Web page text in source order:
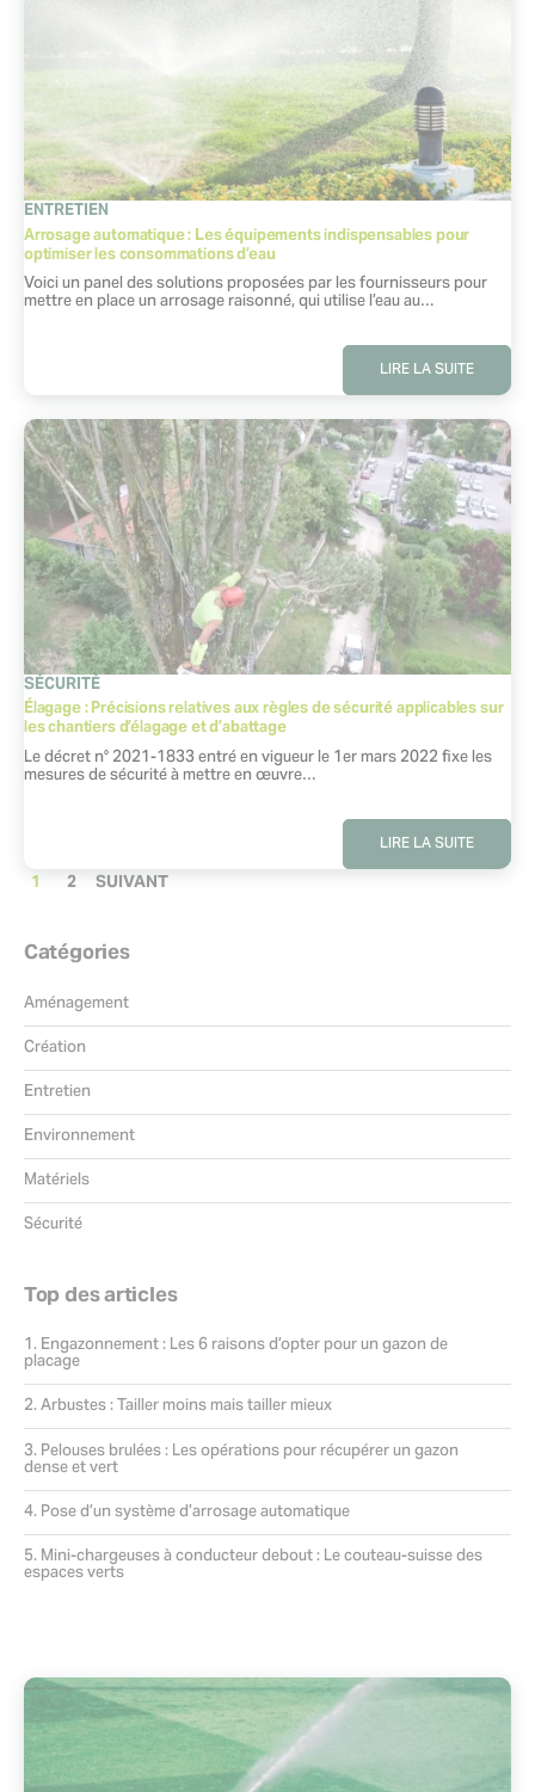
Arrosage automatique : Les équipements indispensables pour
optimiser les consommations d’eau
CATÉGORIE
ENTRETIEN
Extrait :
Voici un panel des solutions proposées par les fournisseurs pour
mettre en place un arrosage raisonné, qui utilise l’eau au…
LIRE LA SUITE
Élagage : Précisions relatives aux règles de sécurité applicables sur
les chantiers d’élagage et d’abattage
CATÉGORIE
SÉCURITÉ
Extrait :
Le décret n° 2021-1833 entré en vigueur le 1er mars 2022 fixe les
mesures de sécurité à mettre en œuvre…
LIRE LA SUITE
PAGINATION
PAGE
2
1 2 SUIVANT
Catégories
Aménagement
Création
Entretien
Environnement
Matériels
Sécurité
Top des articles
Engazonnement : Les 6 raisons d’opter pour un gazon de
placage
Arbustes : Tailler moins mais tailler mieux
Pelouses brulées : Les opérations pour récupérer un gazon
dense et vert
Pose d’un système d’arrosage automatique
Mini-chargeuses à conducteur debout : Le couteau-suisse des
espaces verts